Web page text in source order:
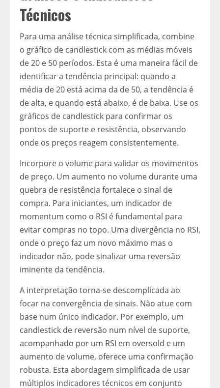
Técnicos
Para uma análise técnica simplificada, combine
o gráfico de candlestick com as médias móveis
de 20 e 50 períodos. Esta é uma maneira fácil de
identificar a tendência principal: quando a
média de 20 está acima da de 50, a tendência é
de alta, e quando está abaixo, é de baixa. Use os
gráficos de candlestick para confirmar os
pontos de suporte e resistência, observando
onde os preços reagem consistentemente.
Incorpore o volume para validar os movimentos
de preço. Um aumento no volume durante uma
quebra de resistência fortalece o sinal de
compra. Para iniciantes, um indicador de
momentum como o RSI é fundamental para
evitar compras no topo. Uma divergência no RSI,
onde o preço faz um novo máximo mas o
indicador não, pode sinalizar uma reversão
iminente da tendência.
A interpretação torna-se descomplicada ao
focar na convergência de sinais. Não atue com
base num único indicador. Por exemplo, um
candlestick de reversão num nível de suporte,
acompanhado por um RSI em oversold e um
aumento de volume, oferece uma confirmação
robusta. Esta abordagem simplificada de usar
múltiplos indicadores técnicos em conjunto